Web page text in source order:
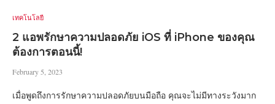
เทคโนโลยี
2 แอพรักษาความปลอดภัย iOS ที่ iPhone ของคุณ
ต้องการตอนนี้!
February 5, 2023
เมื่อพูดถึงการรักษาความปลอดภัยบนมือถือ คุณจะไม่มีทางระวังมาก